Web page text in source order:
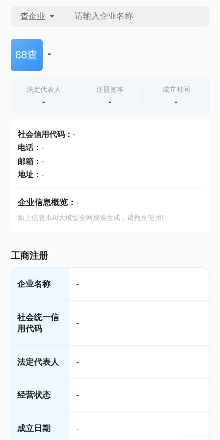
查企业
查企业
查产地
88查 -
法定代表人
-
注册资本
-
成立时间
-
社会信用代码： -
电话： -
邮箱： -
地址： -
企业信息概览： -
如上信息由AI大模型全网搜索生成，请甄别使用!
工商注册
企业名称 -
社会统一信
用代码
-
法定代表人 -
经营状态 -
成立日期 -